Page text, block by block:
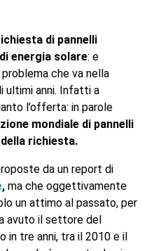
di pannelli
energia solare: e
che va nella
ultimi anni. Infatti a
l’offerta: in parole
mondiale di pannelli
richiesta.
da un report di
,ma che oggettivamente
un attimo al passato, per
avuto il settore del
in tre anni, tra il 2010 e il